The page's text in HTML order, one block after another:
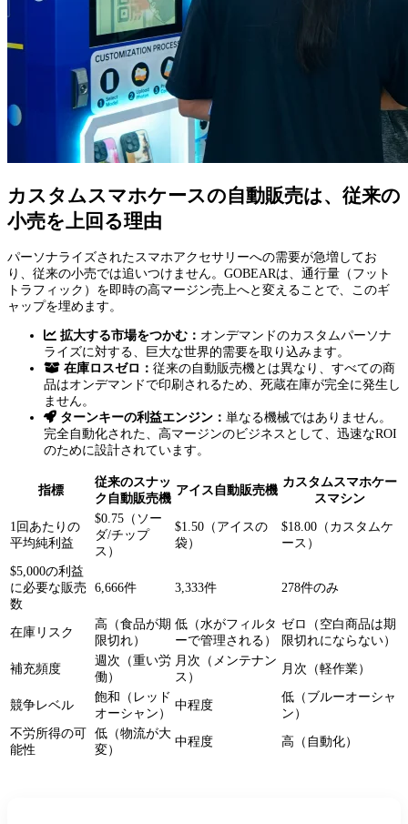
カスタムスマホケースの自動販売は、従来の
小売を上回る理由
パーソナライズされたスマホアクセサリーへの需要が急増してお
り、従来の小売では追いつけません。GOBEARは、通行量（フット
トラフィック）を即時の高マージン売上へと変えることで、このギ
ャップを埋めます。
拡大する市場をつかむ： オンデマンドのカスタムパーソナ
ライズに対する、巨大な世界的需要を取り込みます。
在庫ロスゼロ： 従来の自動販売機とは異なり、すべての商
品はオンデマンドで印刷されるため、死蔵在庫が完全に発生し
ません。
ターンキーの利益エンジン： 単なる機械ではありません。
完全自動化された、高マージンのビジネスとして、迅速なROI
のために設計されています。
指標
従来のスナッ
ク自動販売機
アイス自動販売機
カスタムスマホケー
スマシン
1回あたりの
平均純利益
$0.75（ソー
ダ/チップ
ス）
$1.50（アイスの
袋）
$18.00（カスタムケ
ース）
$5,000の利益
に必要な販売
数
6,666件 3,333件 278件のみ
在庫リスク
高（食品が期
限切れ）
低（水がフィルタ
ーで管理される）
ゼロ（空白商品は期
限切れにならない）
補充頻度
週次（重い労
働）
月次（メンテナン
ス）
月次（軽作業）
競争レベル
飽和（レッド
オーシャン）
中程度
低（ブルーオーシャ
ン）
不労所得の可
能性
低（物流が大
変）
中程度 高（自動化）